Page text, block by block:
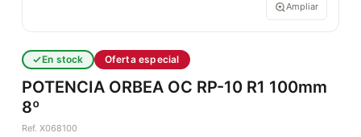
Ampliar
En stock Oferta especial
POTENCIA ORBEA OC RP-10 R1 100mm
8º
Ref. X068100